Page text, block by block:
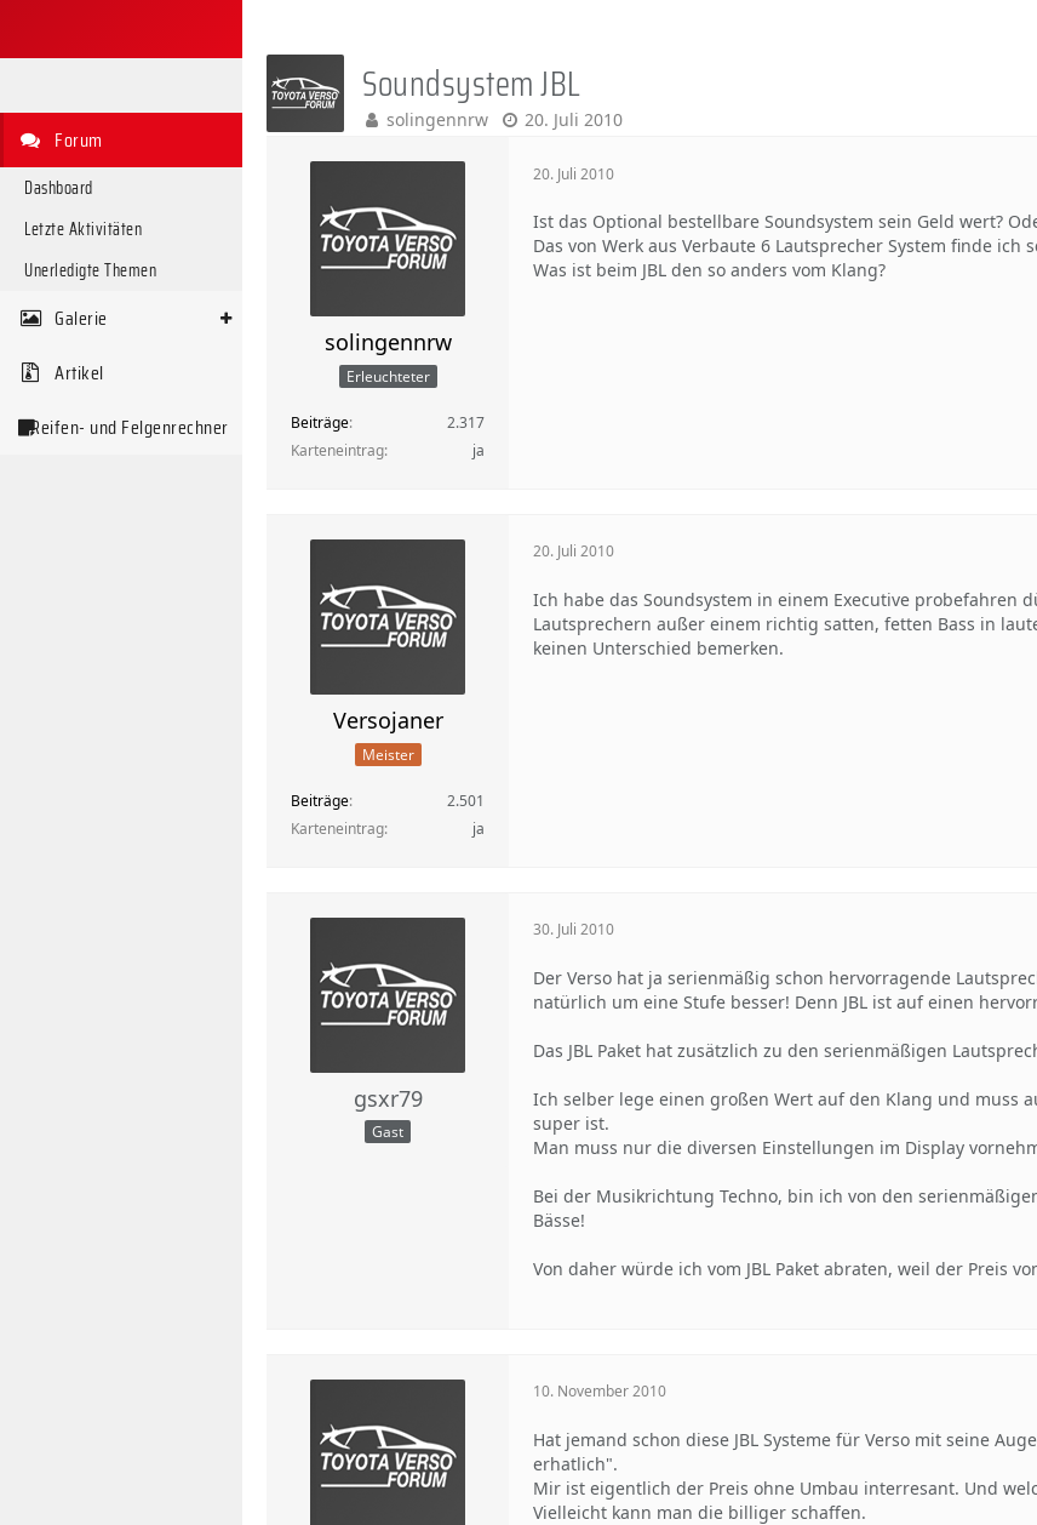
Forum
Dashboard
Letzte Aktivitäten
Unerledigte Themen
Galerie
Artikel
Reifen- und Felgenrechner
Soundsystem JBL
solingennrw 20. Juli 2010
solingennrw
Erleuchteter
Beiträge
2.317
Karteneintrag
ja
20. Juli 2010
Ist das Optional bestellbare Soundsystem sein Geld wert?
Das von Werk aus Verbaute 6 Lautsprecher System finde ich
Was ist beim JBL den so anders vom Klang?
Versojaner
Meister
Beiträge
2.501
Karteneintrag
ja
20. Juli 2010
Ich habe das Soundsystem in einem Executive
Lautsprechern außer einem richtig satten, fetten Bass in
keinen Unterschied bemerken.
gsxr79
Gast
30. Juli 2010
Der Verso hat ja serienmäßig schon hervorragende
natürlich um eine Stufe besser! Denn JBL ist auf einen
Das JBL Paket hat zusätzlich zu den serienmäßigen
Ich selber lege einen großen Wert auf den Klang und muss
super ist.
Man muss nur die diversen Einstellungen im Display
Bei der Musikrichtung Techno, bin ich von den
Bässe!
Von daher würde ich vom JBL Paket abraten, weil der Preis
10. November 2010
Hat jemand schon diese JBL Systeme für Verso mit seine
erhatlich".
Mir ist eigentlich der Preis ohne Umbau interresant. Und
Vielleicht kann man die billiger schaffen.